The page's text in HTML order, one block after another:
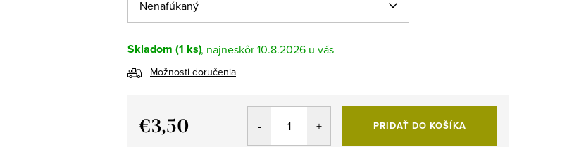
Skladom (1 ks) 10.8.2026
Možnosti doručenia
€3,50 PRIDAŤ DO KOŠÍKA